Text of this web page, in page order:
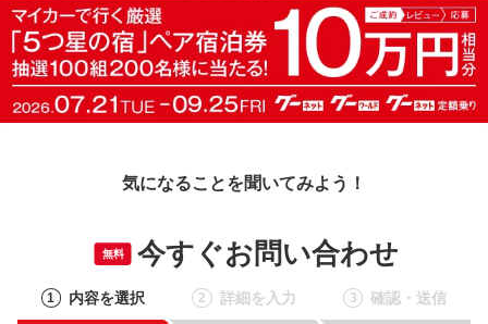
気になることを聞いてみよう！
無料 今すぐお問い合わせ
1 内容を選択 2 詳細を入力 3 確認・送信